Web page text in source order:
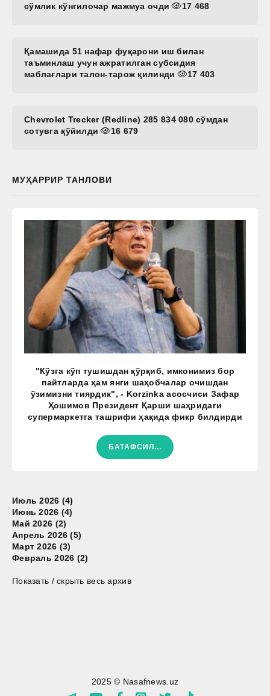
сўмлик кўнгилочар мажмуа очди
17 468
Қамашида 51 нафар фуқарони иш билан
таъминлаш учун ажратилган субсидия
маблағлари талон-тарож қилинди
17 403
Chevrolet Trecker (Redline) 285 834 080 сўмдан
сотувга қўйилди
16 679
МУҲАРРИР ТАНЛОВИ
"Кўзга кўп тушишдан қўрқиб, имконимиз бор
пайтларда ҳам янги шаҳобчалар очишдан
ўзимизни тиярдик", - Korzinka асосчиси Зафар
Ҳошимов Президент Қарши шаҳридаги
супермаркетга ташрифи ҳақида фикр билдирди
БАТАФСИЛ...
Июль 2026 (4)
Июнь 2026 (4)
Май 2026 (2)
Апрель 2026 (5)
Март 2026 (3)
Февраль 2026 (2)
Показать / скрыть весь архив
2025 © Nasafnews.uz